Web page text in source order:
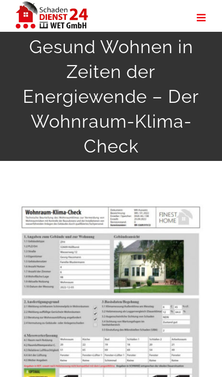
Inhalt
Gesund Wohnen in
Zeiten der
Energiewende – Der
Wohnraum-Klima-
Check